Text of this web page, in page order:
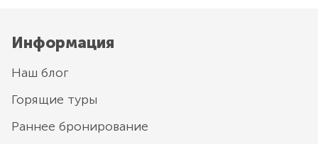
Информация
Наш блог
Горящие туры
Раннее бронирование